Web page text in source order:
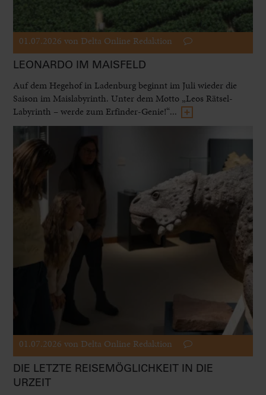
01.07.2026 von Delta Online Redaktion
LEONARDO IM MAISFELD
Auf dem Hegehof in Ladenburg beginnt im Juli wieder die
Saison im Maislabyrinth. Unter dem Motto „Leos Rätsel-
Labyrinth – werde zum Erfinder-Genie!“...
01.07.2026 von Delta Online Redaktion
DIE LETZTE REISEMÖGLICHKEIT IN DIE
URZEIT